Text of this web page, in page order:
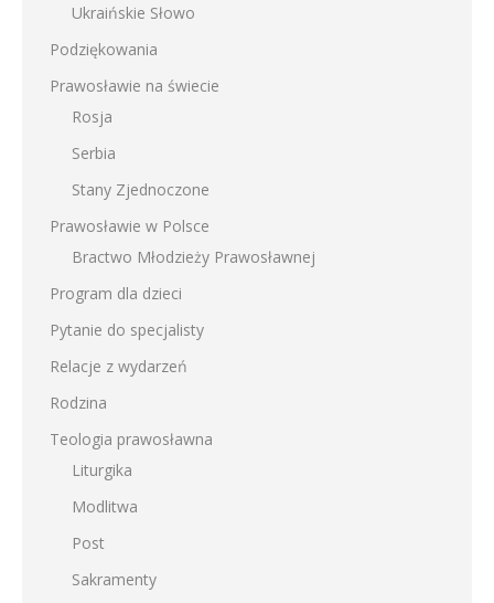
Ukraińskie Słowo
Podziękowania
Prawosławie na świecie
Rosja
Serbia
Stany Zjednoczone
Prawosławie w Polsce
Bractwo Młodzieży Prawosławnej
Program dla dzieci
Pytanie do specjalisty
Relacje z wydarzeń
Rodzina
Teologia prawosławna
Liturgika
Modlitwa
Post
Sakramenty